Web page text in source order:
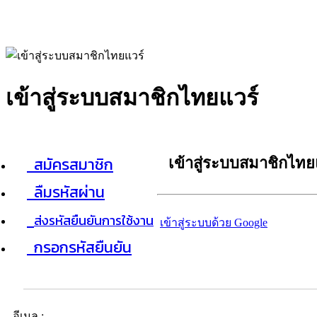
เข้าสู่ระบบสมาชิกไทยแวร์
สมัครสมาชิก
ลืมรหัสผ่าน
ส่งรหัสยืนยันการใช้งาน
กรอกรหัสยืนยัน
เข้าสู่ระบบสมาชิกไท
เข้าสู่ระบบด้วย Google